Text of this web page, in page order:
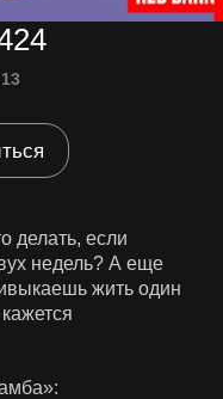
делать, если
недель? А еще
жить один